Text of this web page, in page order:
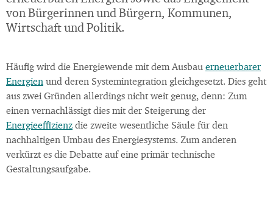
von Bürgerinnen und Bürgern, Kommunen,
Wirtschaft und Politik.
Häufig wird die Energiewende mit dem Ausbau erneuerbarer
Energien und deren Systemintegration gleichgesetzt. Dies geht
aus zwei Gründen allerdings nicht weit genug, denn: Zum
einen vernachlässigt dies mit der Steigerung der
Energieeffizienz die zweite wesentliche Säule für den
nachhaltigen Umbau des Energiesystems. Zum anderen
verkürzt es die Debatte auf eine primär technische
Gestaltungsaufgabe.